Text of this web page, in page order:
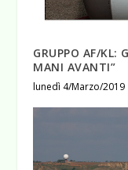
GRUPPO AF/KL:
MANI AVANTI”
lunedì 4/Marzo/2019